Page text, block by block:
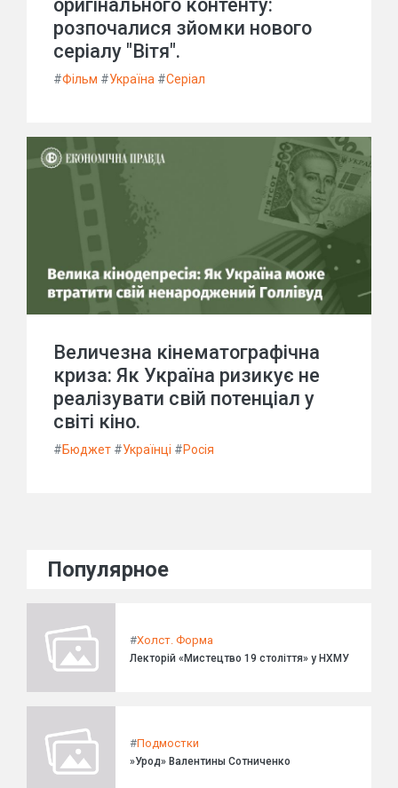
оригінального контенту:
розпочалися зйомки нового
серіалу "Вітя".
#Фільм #Україна #Серіал
Величезна кінематографічна
криза: Як Україна ризикує не
реалізувати свій потенціал у
світі кіно.
#Бюджет #Українці #Росія
Популярное
#Холст. Форма
Лекторій «Мистецтво 19 століття» у НХМУ
#Подмостки
»Урод» Валентины Сотниченко